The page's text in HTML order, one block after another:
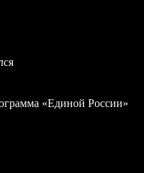
«Единой России»